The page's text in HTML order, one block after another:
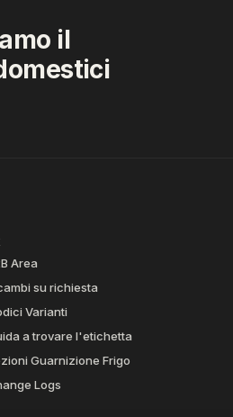
il
Area
su richiesta
Varianti
a trovare l'etichetta
Guarnizione Frigo
Logs